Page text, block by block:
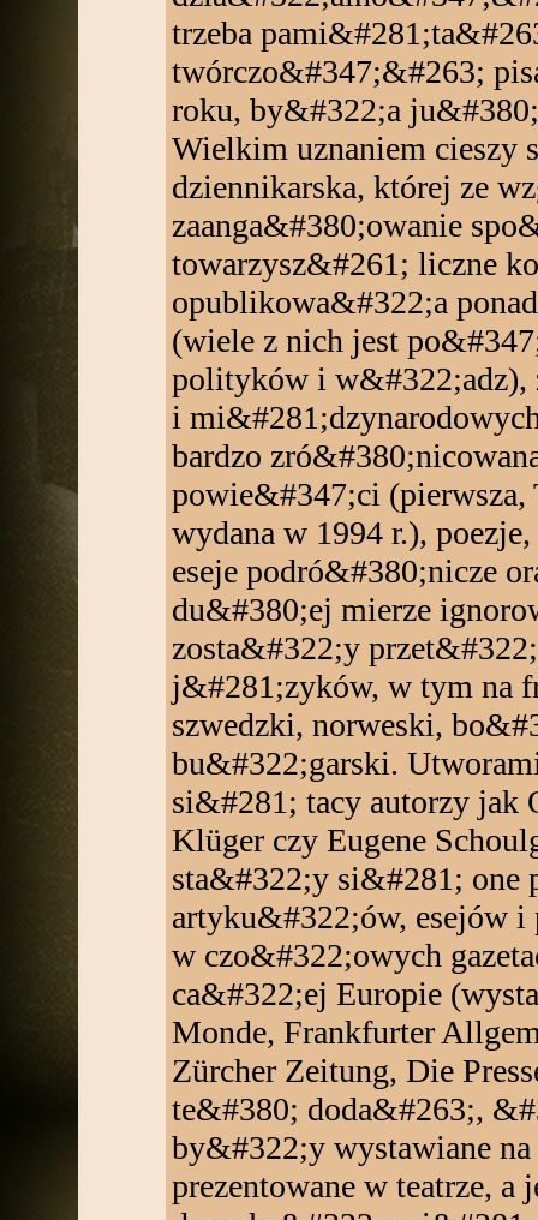
trzeba
twórczo&#347;&#263;
roku, by&#322;a
Wielkim uznaniem cieszy
dziennikarska, której ze
zaanga&#380;owanie
towarzysz&#261; liczne
opublikowa&#322;a
(wiele z nich jest
polityków i w&#322;adz),
i
bardzo
powie&#347;ci (pierwsza,
wydana w 1994 r.),
eseje podró&#380;nicze
du&#380;ej mierze
zosta&#322;y
j&#281;zyków, w tym na
szwedzki, norweski,
bu&#322;garski.
si&#281; tacy autorzy jak
Klüger czy Eugene
sta&#322;y si&#281; one
artyku&#322;ów, esejów
w czo&#322;owych
ca&#322;ej Europie
Monde, Frankfurter
Zürcher Zeitung, Die
te&#380; doda&#263;,
by&#322;y wystawiane
prezentowane w teatrze,